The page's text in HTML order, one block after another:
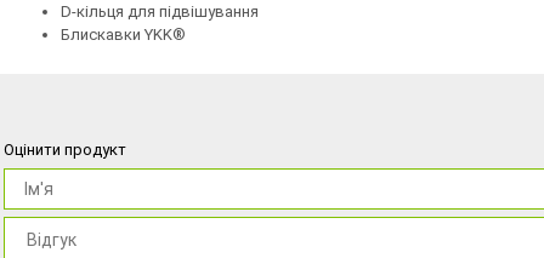
D-кільця для підвішування
Блискавки YKK®
Оцінити продукт